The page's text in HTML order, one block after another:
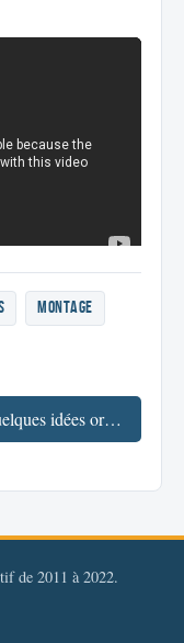
montage
Quelques idées originales pour utiliser les QR Codes →
de 2011 à 2022.